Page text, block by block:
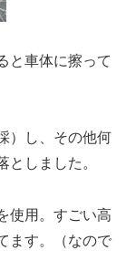
と車体に擦って
）し、その他何
しました。
使用。すごい高
ます。（なので